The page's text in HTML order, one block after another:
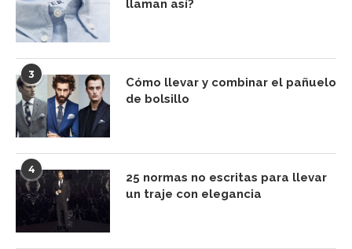
llaman así?
3
Cómo llevar y combinar el pañuelo
de bolsillo
4
25 normas no escritas para llevar
un traje con elegancia